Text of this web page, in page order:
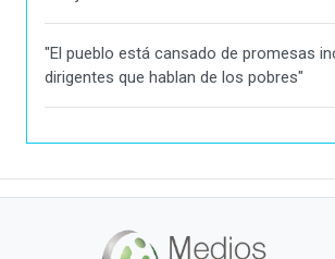
"El pueblo está cansado de promesas
dirigentes que hablan de los pobres"